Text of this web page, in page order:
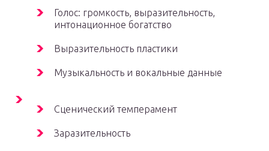
Голос: громкость, выразительность,
интонационное богатство
Выразительность пластики
Музыкальность и вокальные данные
Сценический темперамент
Заразительность